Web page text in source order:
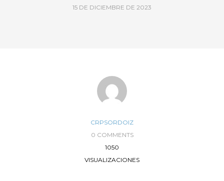
15 DE DICIEMBRE DE 2023
CRPSORDOIZ
0 COMMENTS
1050
VISUALIZACIONES